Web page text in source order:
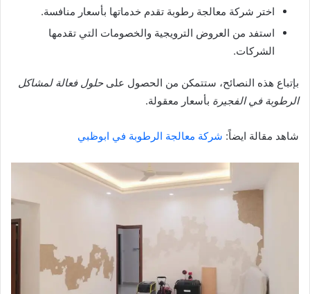
اختر شركة معالجة رطوبة تقدم خدماتها بأسعار منافسة.
استفد من العروض الترويجية والخصومات التي تقدمها
الشركات.
بإتباع هذه النصائح، ستتمكن من الحصول علىحلول فعالة لمشاكل
الرطوبة في الفجيرة بأسعار معقولة.
شاهد مقالة ايضاً: شركة معالجة الرطوبة في ابوظبي